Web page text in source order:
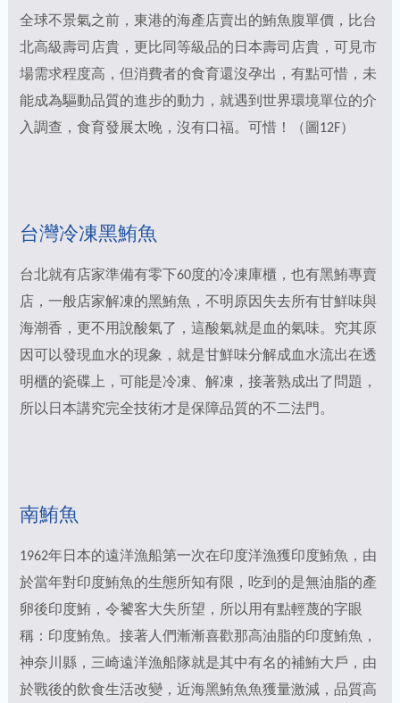
全球不景氣之前，東港的海產店賣出的鮪魚腹單價，比台
北高級壽司店貴，更比同等級品的日本壽司店貴，可見市
場需求程度高，但消費者的食育還沒孕出，有點可惜，未
能成為驅動品質的進步的動力，就遇到世界環境單位的介
入調查，食育發展太晚，沒有口福。可惜！（圖12F）
台灣冷凍黑鮪魚
台北就有店家準備有零下60度的冷凍庫櫃，也有黑鮪專賣
店，一般店家解凍的黑鮪魚，不明原因失去所有甘鮮味與
海潮香，更不用說酸氣了，這酸氣就是血的氣味。究其原
因可以發現血水的現象，就是甘鮮味分解成血水流出在透
明櫃的瓷碟上，可能是冷凍、解凍，接著熟成出了問題，
所以日本講究完全技術才是保障品質的不二法門。
南鮪魚
1962年日本的遠洋漁船第一次在印度洋漁獲印度鮪魚，由
於當年對印度鮪魚的生態所知有限，吃到的是無油脂的產
卵後印度鮪，令饕客大失所望，所以用有點輕蔑的字眼
稱：印度鮪魚。接著人們漸漸喜歡那高油脂的印度鮪魚，
神奈川縣，三崎遠洋漁船隊就是其中有名的補鮪大戶，由
於戰後的飲食生活改變，近海黑鮪魚魚獲量激減，品質高